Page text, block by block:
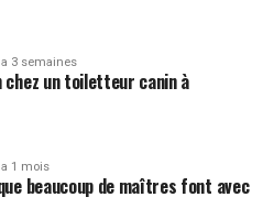
a 3 semaines
chez un toiletteur canin à
a 1 mois
beaucoup de maîtres font avec